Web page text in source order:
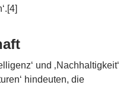
und ‚Nachhaltigkeit‘
hindeuten, die